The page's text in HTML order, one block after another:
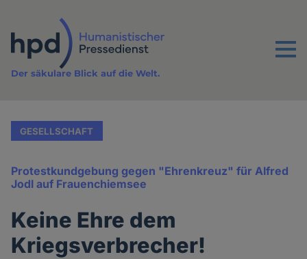
Inhalt
Menu
Der säkulare Blick auf die Welt.
GESELLSCHAFT
Protestkundgebung gegen "Ehrenkreuz" für Alfred
Jodl auf Frauenchiemsee
Keine Ehre dem
Kriegsverbrecher!